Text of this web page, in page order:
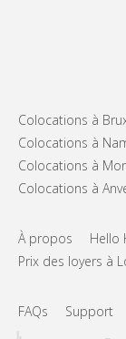
Colocations à
Colocations à
Colocations à
Colocations à
À propos Hello
Prix des loyers à
FAQs Support